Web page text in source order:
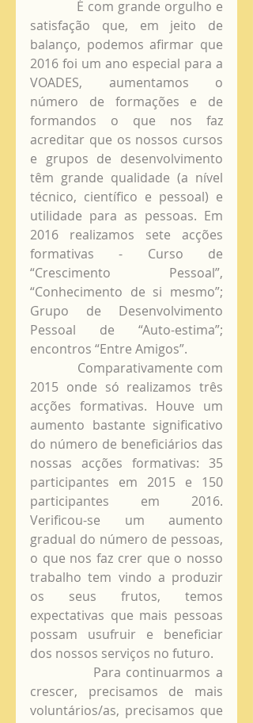
satisfação que, em jeito de
balanço, podemos afirmar que
2016 foi um ano especial para a
VOADES, aumentamos o
número de formações e de
formandos o que nos faz
acreditar que os nossos cursos
e grupos de desenvolvimento
têm grande qualidade (a nível
técnico, científico e pessoal) e
utilidade para as pessoas. Em
2016 realizamos sete acções
formativas - Curso de
“Crescimento Pessoal”,
“Conhecimento de si mesmo”;
Grupo de Desenvolvimento
Pessoal de “Auto-estima”;
encontros “Entre Amigos”.
2015 onde só realizamos três
acções formativas. Houve um
aumento bastante significativo
do número de beneficiários das
nossas acções formativas: 35
participantes em 2015 e 150
participantes em 2016.
Verificou-se um aumento
gradual do número de pessoas,
o que nos faz crer que o nosso
trabalho tem vindo a produzir
os seus frutos, temos
expectativas que mais pessoas
possam usufruir e beneficiar
dos nossos serviços no futuro.
crescer, precisamos de mais
voluntários/as, precisamos que